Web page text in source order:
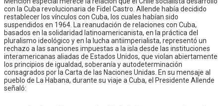
con la Cuba revolucionaria de Fidel Castro. Allende había decidido
restablecer los vínculos con Cuba, los cuales habían sido
suspendidos en 1964. La reanudación de relaciones con Cuba,
basados en la solidaridad latinoamericanista, en la práctica del
pluralismo ideológico y en la lucha antiimperialista, representó un
rechazo a las sanciones impuestas a la isla desde las instituciones
interamericanas aliadas de Estados Unidos, que violan abiertamente
los principios de igualdad, soberanía y autodeterminación
consagrados por la Carta de las Naciones Unidas. En su mensaje al
pueblo de La Habana, durante su viaje a Cuba, el Presidente Allende
señaló: